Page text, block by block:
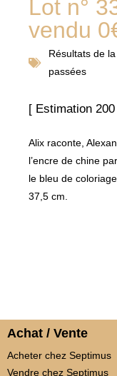
Lot n°
vendu
Résultats de la
passées
[ Estimation
Alix raconte,
l’encre de chine
le bleu de
37,5 cm.
Achat / Vente
Acheter chez Septimus
Vendre chez Septimus